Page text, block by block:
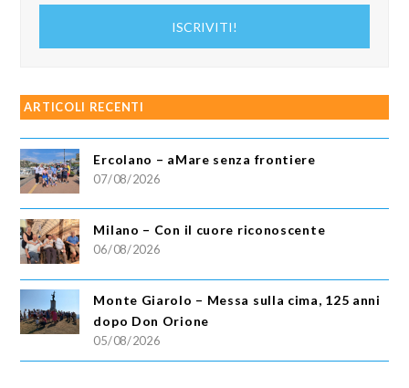
ISCRIVITI!
ARTICOLI RECENTI
Ercolano – aMare senza frontiere
07/08/2026
Milano – Con il cuore riconoscente
06/08/2026
Monte Giarolo – Messa sulla cima, 125 anni
dopo Don Orione
05/08/2026